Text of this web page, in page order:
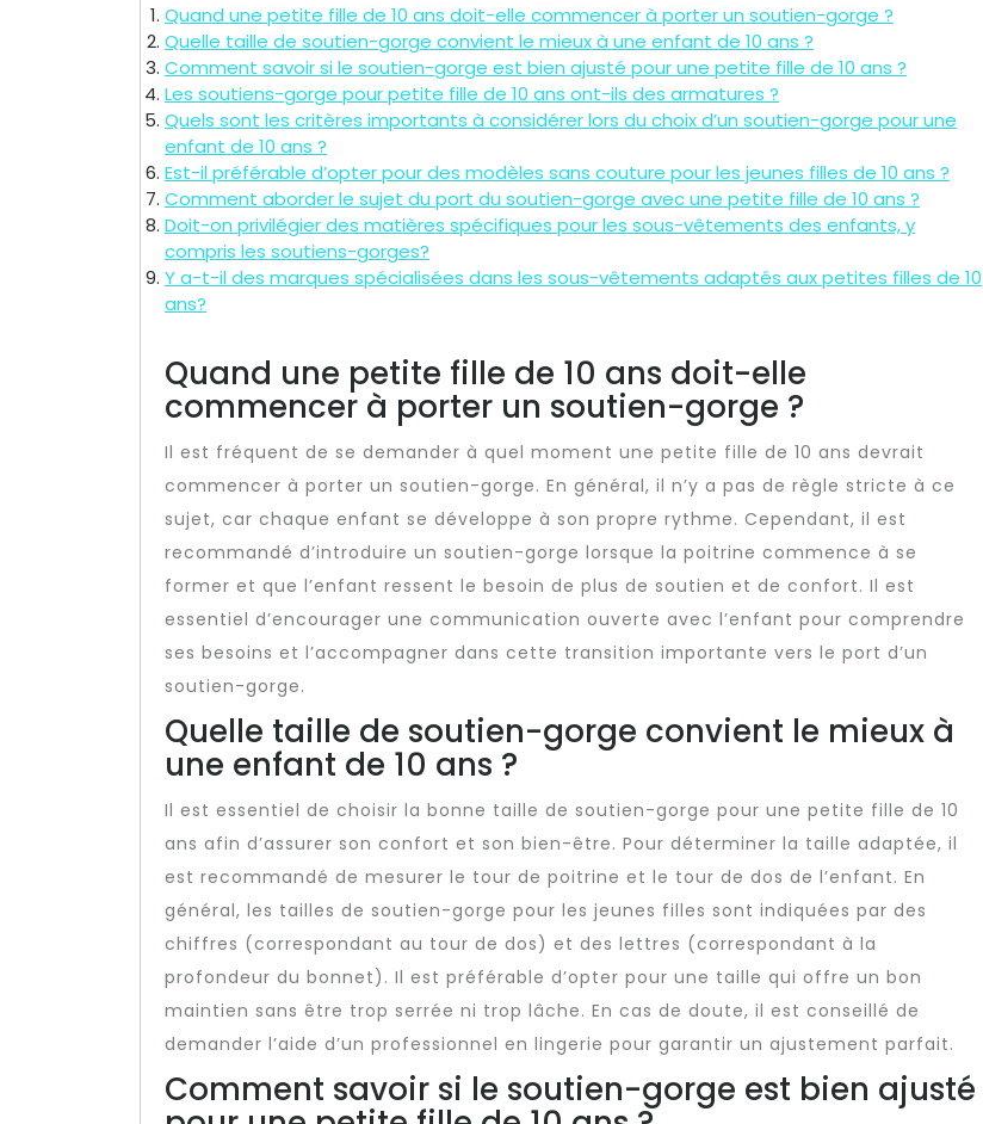
Quand une petite fille de 10 ans doit-elle commencer à porter un soutien-gorge ?
Quelle taille de soutien-gorge convient le mieux à une enfant de 10 ans ?
Comment savoir si le soutien-gorge est bien ajusté pour une petite fille de 10 ans ?
Les soutiens-gorge pour petite fille de 10 ans ont-ils des armatures ?
Quels sont les critères importants à considérer lors du choix d’un soutien-gorge pour une
enfant de 10 ans ?
Est-il préférable d’opter pour des modèles sans couture pour les jeunes filles de 10 ans ?
Comment aborder le sujet du port du soutien-gorge avec une petite fille de 10 ans ?
Doit-on privilégier des matières spécifiques pour les sous-vêtements des enfants, y
compris les soutiens-gorges?
Y a-t-il des marques spécialisées dans les sous-vêtements adaptés aux petites filles de 10
ans?
Quand une petite fille de 10 ans doit-elle
commencer à porter un soutien-gorge ?
Il est fréquent de se demander à quel moment une petite fille de 10 ans devrait
commencer à porter un soutien-gorge. En général, il n’y a pas de règle stricte à ce
sujet, car chaque enfant se développe à son propre rythme. Cependant, il est
recommandé d’introduire un soutien-gorge lorsque la poitrine commence à se
former et que l’enfant ressent le besoin de plus de soutien et de confort. Il est
essentiel d’encourager une communication ouverte avec l’enfant pour comprendre
ses besoins et l’accompagner dans cette transition importante vers le port d’un
soutien-gorge.
Quelle taille de soutien-gorge convient le mieux à
une enfant de 10 ans ?
Il est essentiel de choisir la bonne taille de soutien-gorge pour une petite fille de 10
ans afin d’assurer son confort et son bien-être. Pour déterminer la taille adaptée, il
est recommandé de mesurer le tour de poitrine et le tour de dos de l’enfant. En
général, les tailles de soutien-gorge pour les jeunes filles sont indiquées par des
chiffres (correspondant au tour de dos) et des lettres (correspondant à la
profondeur du bonnet). Il est préférable d’opter pour une taille qui offre un bon
maintien sans être trop serrée ni trop lâche. En cas de doute, il est conseillé de
demander l’aide d’un professionnel en lingerie pour garantir un ajustement parfait.
Comment savoir si le soutien-gorge est bien ajusté